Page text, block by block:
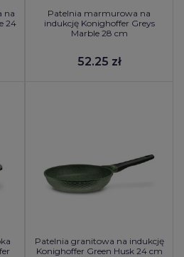
na
24
Patelnia marmurowa na
indukcję Konighoffer Greys
Marble 28 cm
52.25 zł
Patelnia granitowa na indukcję
Konighoffer Green Husk 24 cm